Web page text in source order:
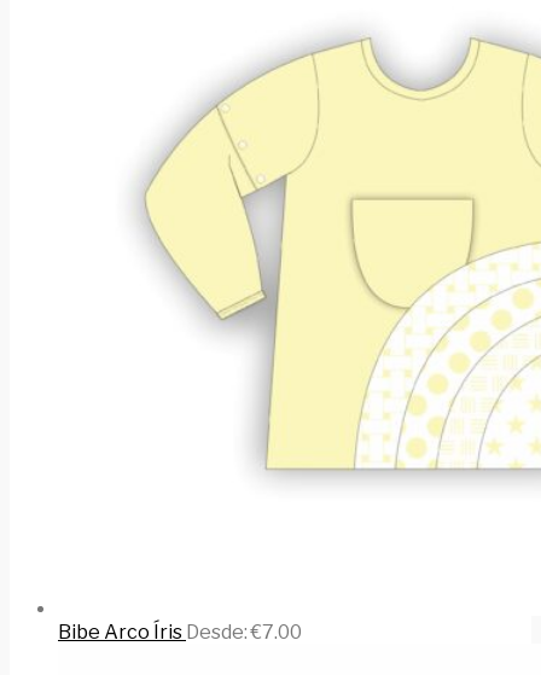
Bibe Arco Íris Desde:€7.00